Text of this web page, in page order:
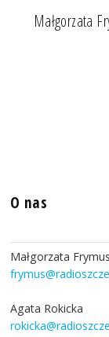
Małgorzata
O nas
Małgorzata Frymus
Agata Rokicka